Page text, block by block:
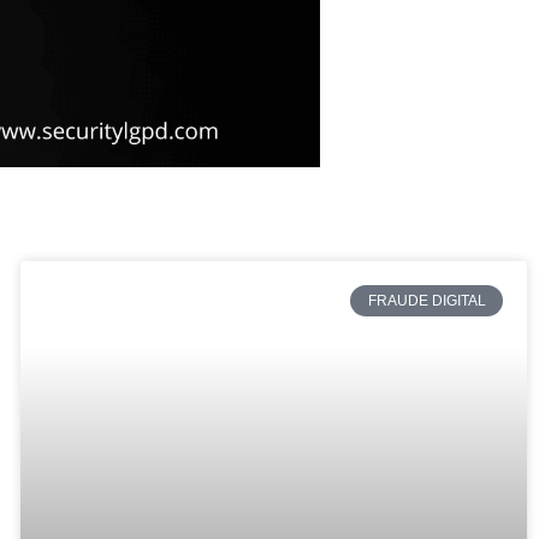
FRAUDE DIGITAL